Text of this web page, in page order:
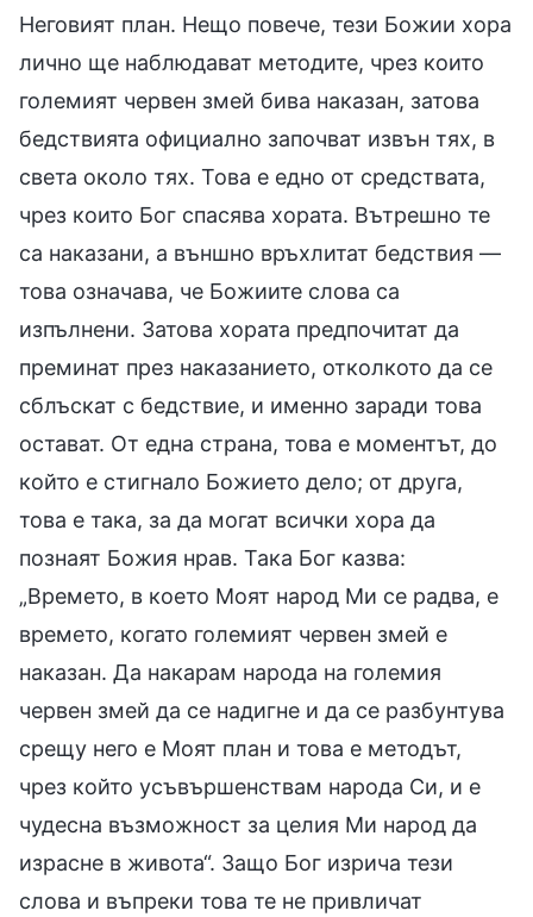
Неговият план. Нещо повече, тези Божии хора
лично ще наблюдават методите, чрез които
големият червен змей бива наказан, затова
бедствията официално започват извън тях, в
света около тях. Това е едно от средствата,
чрез които Бог спасява хората. Вътрешно те
са наказани, а външно връхлитат бедствия —
това означава, че Божиите слова са
изпълнени. Затова хората предпочитат да
преминат през наказанието, отколкото да се
сблъскат с бедствие, и именно заради това
остават. От една страна, това е моментът, до
който е стигнало Божието дело; от друга,
това е така, за да могат всички хора да
познаят Божия нрав. Така Бог казва:
„Времето, в което Моят народ Ми се радва, е
времето, когато големият червен змей е
наказан. Да накарам народа на големия
червен змей да се надигне и да се разбунтува
срещу него е Моят план и това е методът,
чрез който усъвършенствам народа Си, и е
чудесна възможност за целия Ми народ да
израсне в живота“. Защо Бог изрича тези
слова и въпреки това те не привличат